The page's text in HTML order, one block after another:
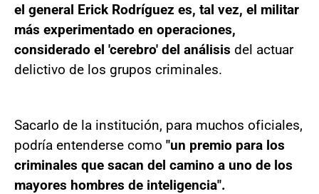
el general Erick Rodríguez es, tal vez, el militar
más experimentado en operaciones,
considerado el 'cerebro' del análisis del actuar
delictivo de los grupos criminales.
Sacarlo de la institución, para muchos oficiales,
podría entenderse como "un premio para los
criminales que sacan del camino a uno de los
mayores hombres de inteligencia".